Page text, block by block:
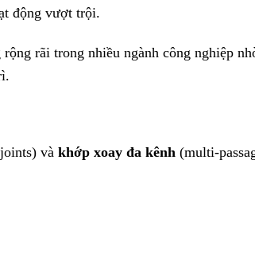
động vượt trội.
rãi trong nhiều ngành công nghiệp
và khớp xoay đa kênh (multi-